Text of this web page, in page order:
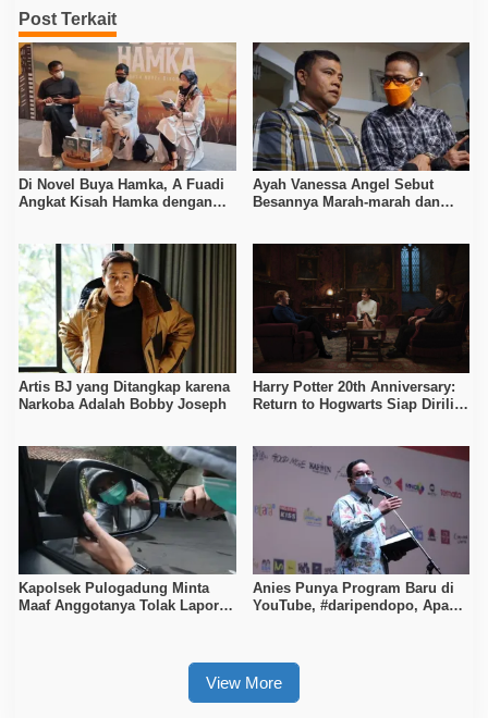
Post Terkait
Di Novel Buya Hamka, A Fuadi
Angkat Kisah Hamka dengan
Ayah Vanessa Angel Sebut
Besannya Marah-marah dan
Artis BJ yang Ditangkap karena
Narkoba Adalah Bobby Joseph
Harry Potter 20th Anniversary:
Return to Hogwarts Siap Dirilis
Kapolsek Pulogadung Minta
Maaf Anggotanya Tolak Laporan
Anies Punya Program Baru di
YouTube, #daripendopo, Apa
View More